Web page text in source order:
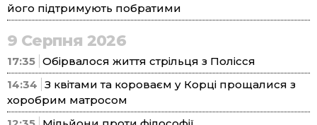
його підтримують побратими
9 Серпня 2026
17:35 Обірвалося життя стрільця з Полісся
14:34 З квітами та короваєм у Корці прощалися з
хоробрим матросом